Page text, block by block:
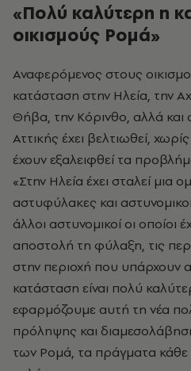
«Πολύ καλύτερη η
οικισμούς Ρομά»
Αναφερόμενος στους
κατάσταση στην Ηλεία, την
Θήβα, την Κόρινθο, αλλά και
Αττικής έχει βελτιωθεί,
έχουν εξαλειφθεί τα
«Στην Ηλεία έχει σταλεί μια
αστυφύλακες και
άλλοι αστυνομικοί οι οποίοι
αποστολή τη φύλαξη, τις
στην περιοχή που υπάρχουν
κατάσταση είναι πολύ
εφαρμόζουμε αυτή τη νέα
πρόληψης και
των Ρομά, τα πράγματα κάθε